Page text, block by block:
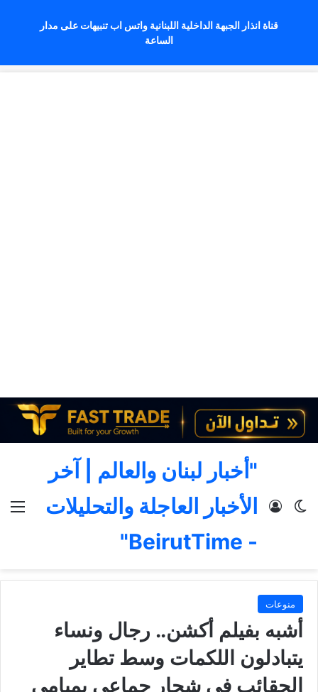
قناة انذار الجبهة الداخلية اللبنانية واتس اب تنبيهات على مدار
الساعة
"أخبار لبنان والعالم | آخر
الأخبار العاجلة والتحليلات
- BeirutTime"
الوضع المظلم
تسجيل الدخول
منوعات
أشبه بفيلم أكشن.. رجال ونساء
يتبادلون اللكمات وسط تطاير
الحقائب في شجار جماعي بميامي